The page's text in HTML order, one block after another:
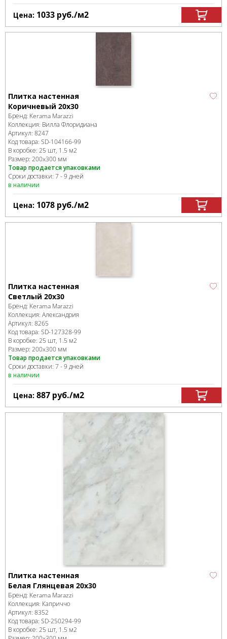
Цена: 1033 руб./м2
Плитка настенная
Коричневый 20х30
Бренд: Kerama Marazzi
Коллекция: Вилла Флоридиана
Артикул: 8247
Код товара: SD-104166-99
В коробке: 25 шт, 1.5 м2
Размер: 200x300 мм
Товар продается упаковками
Сроки доставки: 7 - 9 дней
в наличии
Цена: 1078 руб./м2
Плитка настенная
Cветлый 20х30
Бренд: Kerama Marazzi
Коллекция: Александрия
Артикул: 8265
Код товара: SD-127328-99
В коробке: 25 шт, 1.5 м2
Размер: 200x300 мм
Товар продается упаковками
Сроки доставки: 7 - 9 дней
в наличии
Цена: 887 руб./м2
Плитка настенная
Белая Глянцевая 20x30
Бренд: Kerama Marazzi
Коллекция: Каприччо
Артикул: 8352
Код товара: SD-250294-99
В коробке: 25 шт, 1.5 м2